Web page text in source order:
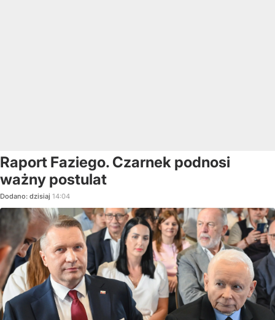
Raport Faziego. Czarnek podnosi
ważny postulat
Dodano: dzisiaj 14:04